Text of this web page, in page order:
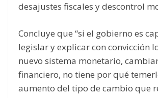
desajustes fiscales y descontrol
Concluye que “si el gobierno es
legislar y explicar con convicción
nuevo sistema monetario,
financiero, no tiene por qué
aumento del tipo de cambio que